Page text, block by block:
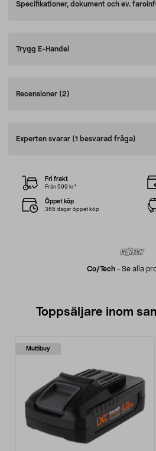
Specifikationer, dokument och ev.
Trygg E-Handel
Recensioner (2)
Experten svarar (1 besvarad fråga)
Co/tech- Se alla
Fri frakt
Från 599 kr*
Öppet köp
365 dagar öppet köp
Toppsäljare inom
Multibuy